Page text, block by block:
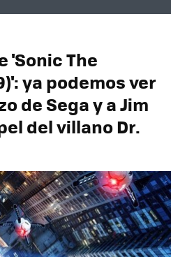
'Sonic The
ya podemos ver
de Sega y a Jim
del villano Dr.